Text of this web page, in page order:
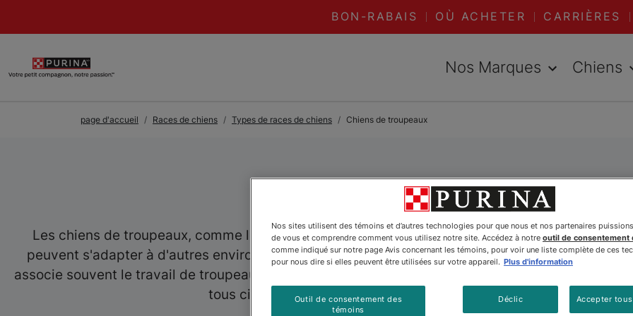
BON-RABAIS OÙ ACHETER CARRIÈRES
Nos Marques Chiens
page d'accueil Races de chiens Types de races de chiens Chiens de troupeaux
Chiens de
Les chiens de troupeaux, comme les chiens-bergers et les colleys, prennent plaisir à guider
peuvent s'adapter à d'autres environnements pourvu qu'ils soient dressés adéquatement et
associe souvent le travail de troupeaux aux
, il existe plusieurs chiens de
tous ci-dessous pour trouver le chien de travail qui convient le
Nos sites utilisent des témoins et d’autres technologies pour que nous et nos partenaires
de vous et comprendre comment vous utilisez notre site. Accédez à notre outil de consentement
comme indiqué sur notre page Avis concernant les témoins, pour voir une liste complète de ces
pour nous dire si elles peuvent être utilisées sur votre appareil. Plus d'information
Déclic Accepter
Outil de consentement des
témoins